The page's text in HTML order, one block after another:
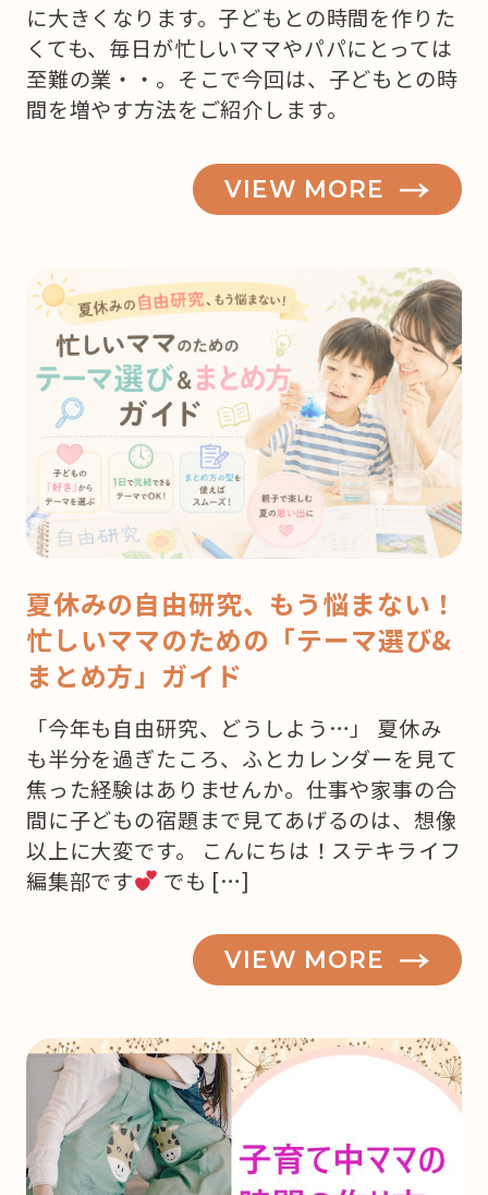
に大きくなります。子どもとの時間を作りた
くても、毎日が忙しいママやパパにとっては
至難の業・・。そこで今回は、子どもとの時
間を増やす方法をご紹介します。
VIEW MORE
夏休みの自由研究、もう悩まない！
忙しいママのための「テーマ選び&
まとめ方」ガイド
「今年も自由研究、どうしよう…」 夏休み
も半分を過ぎたころ、ふとカレンダーを見て
焦った経験はありませんか。仕事や家事の合
間に子どもの宿題まで見てあげるのは、想像
以上に大変です。 こんにちは！ステキライフ
編集部です
でも […]
VIEW MORE